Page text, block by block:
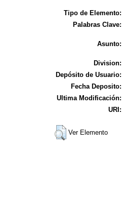
Tipo de Elemento:
Palabras Clave:
Asunto:
Division:
Depósito de Usuario:
Fecha Deposito:
Ultima Modificación:
URI:
Ver Elemento